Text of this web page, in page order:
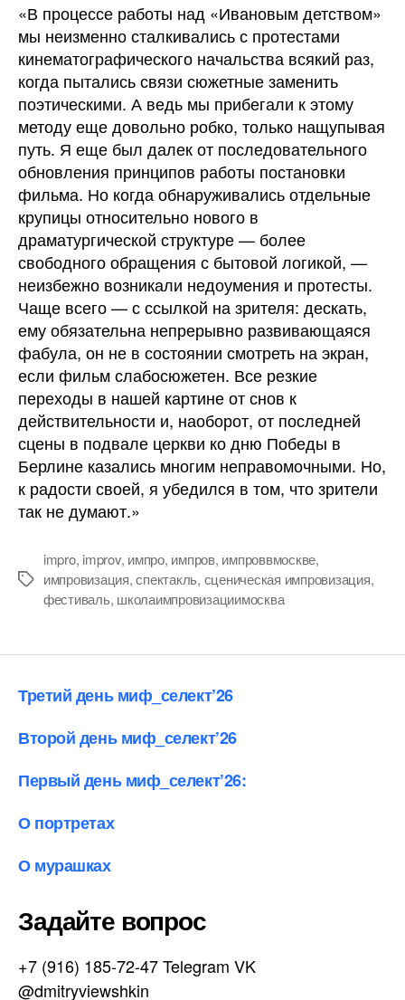
«В процессе работы над «Ивановым детством»
мы неизменно сталкивались с протестами
кинематографического начальства всякий раз,
когда пытались связи сюжетные заменить
поэтическими. А ведь мы прибегали к этому
методу еще довольно робко, только нащупывая
путь. Я еще был далек от последовательного
обновления принципов работы постановки
фильма. Но когда обнаруживались отдельные
крупицы относительно нового в
драматургической структуре — более
свободного обращения с бытовой логикой, —
неизбежно возникали недоумения и протесты.
Чаще всего — с ссылкой на зрителя: дескать,
ему обязательна непрерывно развивающаяся
фабула, он не в состоянии смотреть на экран,
если фильм слабосюжетен. Все резкие
переходы в нашей картине от снов к
действительности и, наоборот, от последней
сцены в подвале церкви ко дню Победы в
Берлине казались многим неправомочными. Но,
к радости своей, я убедился в том, что зрители
так не думают.»
Метки
impro, improv, импро, импров, импроввмоскве,
импровизация,спектакль, сценическая импровизация,
фестиваль, школаимпровизациимосква
Третий день миф_селект’26
Второй день миф_селект’26
Первый день миф_селект’26:
О портретах
О мурашках
Задайте вопрос
+7 (916) 185-72-47 Telegram VK
@dmitryviewshkin